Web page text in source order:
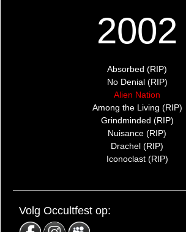
2002
Absorbed (RIP)
No Denial (RIP)
Alien Nation
Among the Living (RIP)
Grindminded (RIP)
Nuisance (RIP)
Drachel (RIP)
Iconoclast (RIP)
Volg Occultfest op: